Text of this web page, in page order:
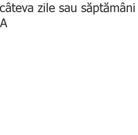
zile sau săptămâni